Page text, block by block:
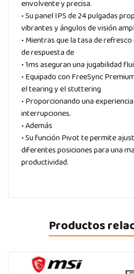
envolvente y precisa.
• Su panel IPS de 24 pulgadas
vibrantes y ángulos de visión
• Mientras que la tasa de
de respuesta de
• 1ms aseguran una jugabilidad
• Equipado con FreeSync
el tearing y el stuttering
• Proporcionando una
interrupciones.
• Además
• Su función Pivot te permite
diferentes posiciones para una
productividad.
Productos